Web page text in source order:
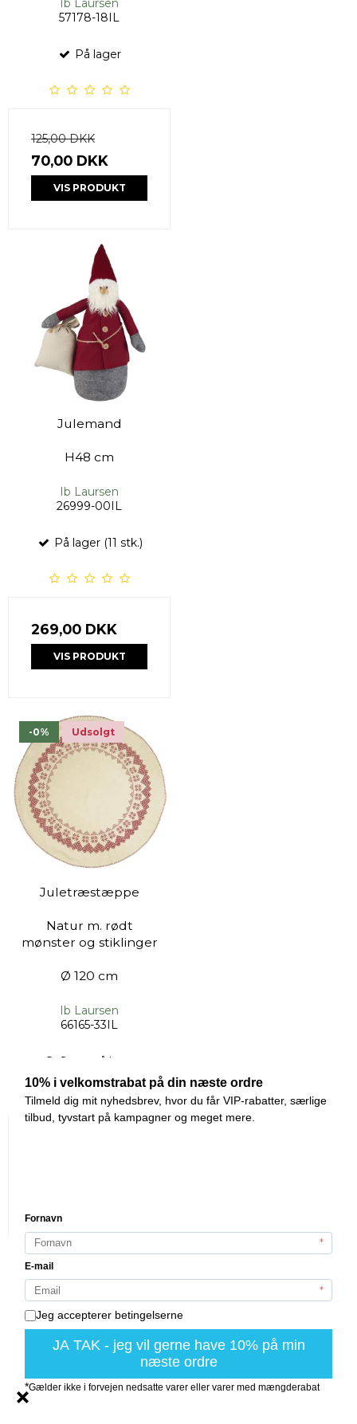
Ib Laursen
57178-18IL
På lager
125,00 DKK
70,00 DKK
VIS PRODUKT
Julemand
H48 cm
Ib Laursen
26999-00IL
På lager (11 stk.)
269,00 DKK
VIS PRODUKT
-0% Udsolgt
Juletræstæppe
Natur m. rødt
mønster og stiklinger
Ø 120 cm
Ib Laursen
66165-33IL
Snart på lager
-0%